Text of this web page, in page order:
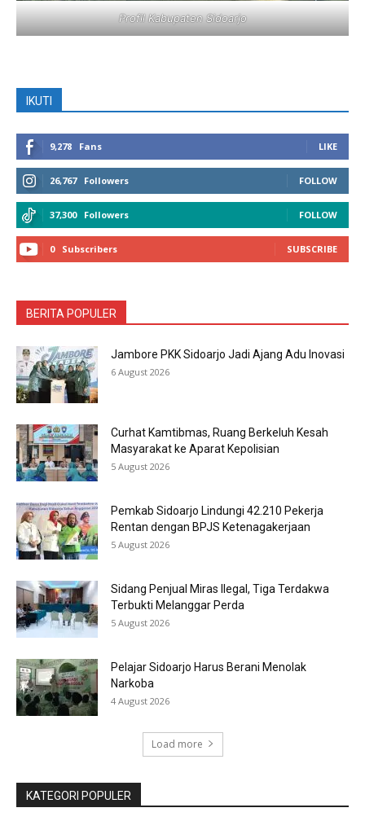
Profil Kabupaten Sidoarjo
IKUTI
9,278 Fans LIKE
26,767 Followers FOLLOW
37,300 Followers FOLLOW
0 Subscribers SUBSCRIBE
BERITA POPULER
Jambore PKK Sidoarjo Jadi Ajang Adu Inovasi
6 August 2026
Curhat Kamtibmas, Ruang Berkeluh Kesah
Masyarakat ke Aparat Kepolisian
5 August 2026
Pemkab Sidoarjo Lindungi 42.210 Pekerja
Rentan dengan BPJS Ketenagakerjaan
5 August 2026
Sidang Penjual Miras Ilegal, Tiga Terdakwa
Terbukti Melanggar Perda
5 August 2026
Pelajar Sidoarjo Harus Berani Menolak
Narkoba
4 August 2026
Load more
KATEGORI POPULER